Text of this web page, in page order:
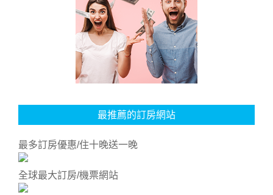
最推薦的訂房網站
最多訂房優惠/住十晚送一晚
全球最大訂房/機票網站